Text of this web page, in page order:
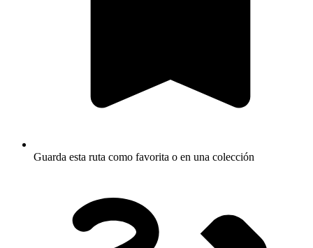
Guarda esta ruta como favorita o en una colección